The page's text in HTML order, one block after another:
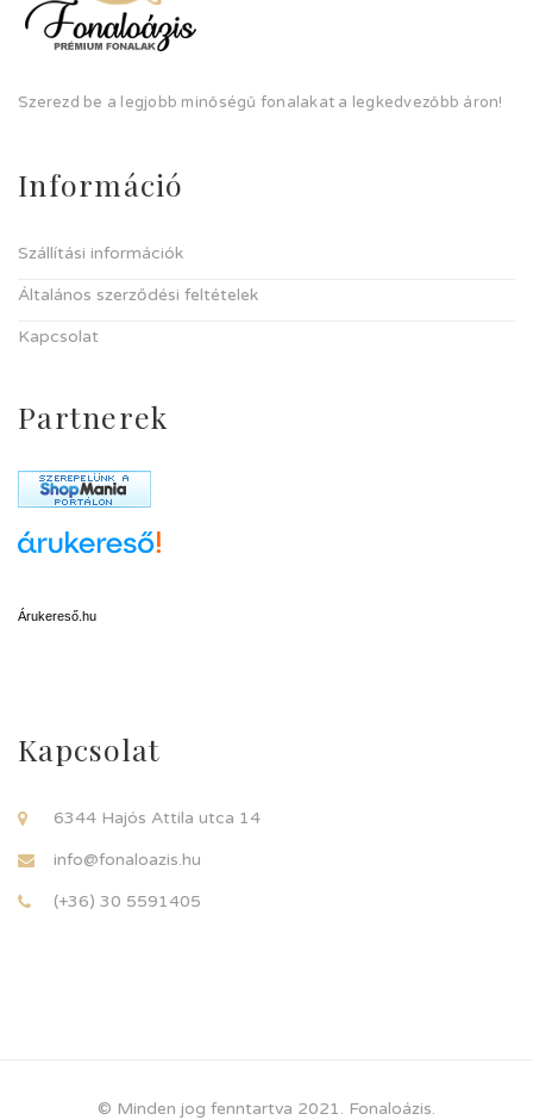
Szerezd be a legjobb minőségű fonalakat a legkedvezőbb áron!
Információ
Szállítási információk
Általános szerződési feltételek
Kapcsolat
Partnerek
Árukereső.hu
Kapcsolat
6344 Hajós Attila utca 14
info@fonaloazis.hu
(+36) 30 5591405
© Minden jog fenntartva 2021. Fonaloázis.